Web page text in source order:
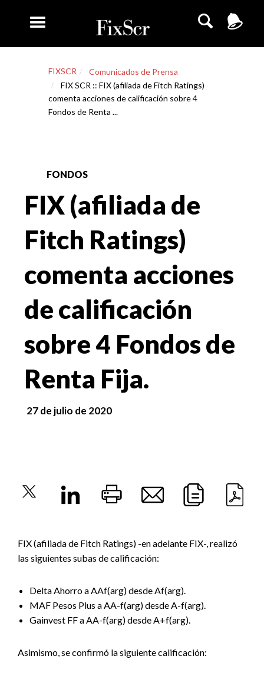
FIXSCR
Comunicados de Prensa
FIX SCR :: FIX (afiliada de Fitch Ratings)
comenta acciones de calificación sobre 4
Fondos de Renta ...
FONDOS
FIX (afiliada de
Fitch Ratings)
comenta acciones
de calificación
sobre 4 Fondos de
Renta Fija.
27 de julio de 2020
FIX (afiliada de Fitch Ratings) -en adelante FIX-, realizó
las siguientes subas de calificación:
Delta Ahorro a AAf(arg) desde Af(arg).
MAF Pesos Plus a AA-f(arg) desde A-f(arg).
Gainvest FF a AA-f(arg) desde A+f(arg).
Asimismo, se confirmó la siguiente calificación: